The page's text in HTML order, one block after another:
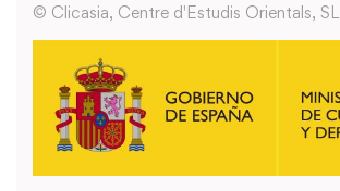
© Clicasia, Centre d'Estudis Orientals, SL